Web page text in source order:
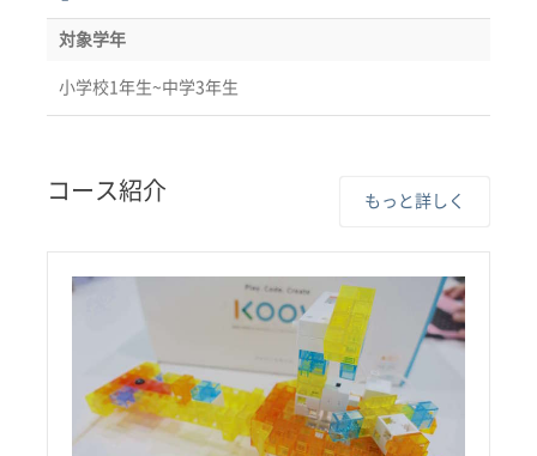
対象学年
小学校1年生~中学3年生
コース紹介 もっと詳しく